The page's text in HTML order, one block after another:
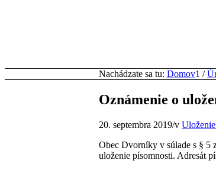
Nachádzate sa tu: Domov1 /
Oznámenie o
20. septembra 2019/v
Obec Dvorníky v súlade s § 5
uloženie písomnosti. Adresát